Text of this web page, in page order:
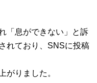
「息ができない」と訴
れており、SNSに投稿
がりました。